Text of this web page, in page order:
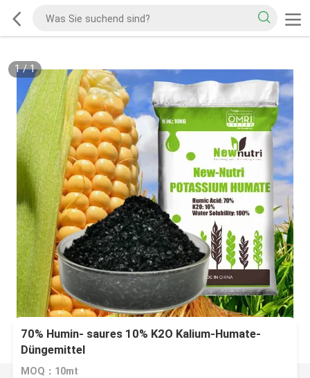
1/1
70% Humin- saures 10% K2O Kalium-Humate-
Düngemittel
MOQ：10mt